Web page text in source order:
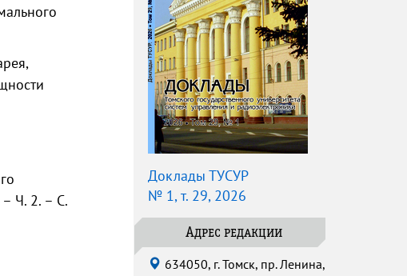
Ч. 2. – С.
Доклады ТУСУР
№ 1, т. 29, 2026
Адрес редакции
634050, г. Томск, пр. Ленина,